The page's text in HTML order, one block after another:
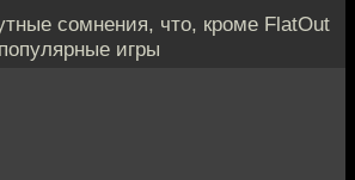
сомнения, что, кроме FlatOut
игры